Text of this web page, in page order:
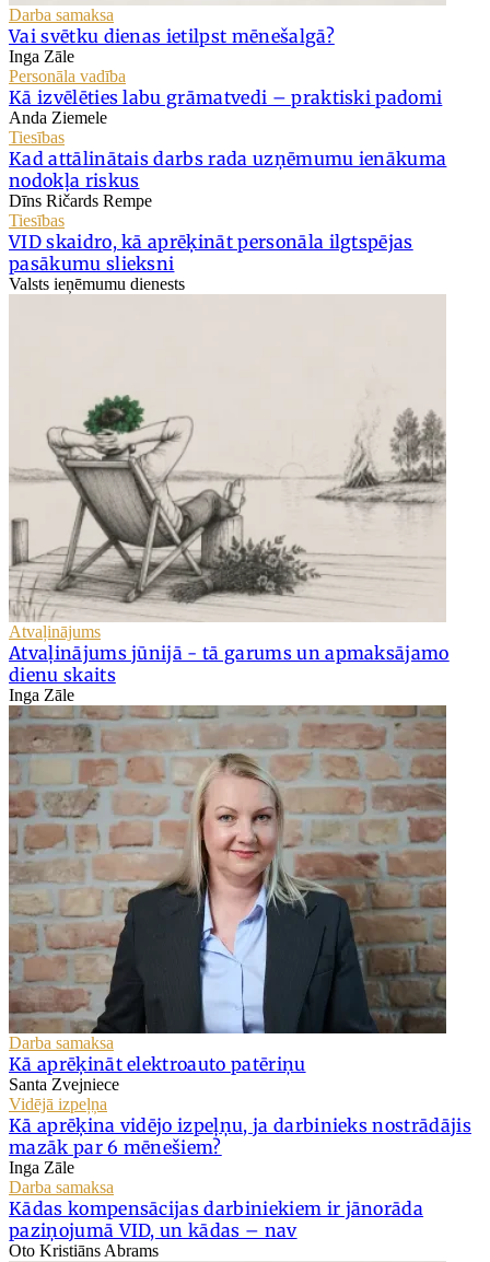
Darba samaksa
Vai svētku dienas ietilpst mēnešalgā?
Inga Zāle
Personāla vadība
Kā izvēlēties labu grāmatvedi – praktiski padomi
Anda Ziemele
Tiesības
Kad attālinātais darbs rada uzņēmumu ienākuma
nodokļa riskus
Dīns Ričards Rempe
Tiesības
VID skaidro, kā aprēķināt personāla ilgtspējas
pasākumu slieksni
Valsts ieņēmumu dienests
Atvaļinājums
Atvaļinājums jūnijā - tā garums un apmaksājamo
dienu skaits
Inga Zāle
Darba samaksa
Kā aprēķināt elektroauto patēriņu
Santa Zvejniece
Vidējā izpeļņa
Kā aprēķina vidējo izpeļņu, ja darbinieks nostrādājis
mazāk par 6 mēnešiem?
Inga Zāle
Darba samaksa
Kādas kompensācijas darbiniekiem ir jānorāda
paziņojumā VID, un kādas – nav
Oto Kristiāns Abrams